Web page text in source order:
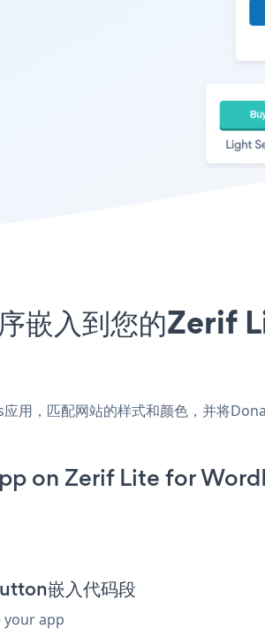
嵌入到您的Zerif
，匹配网站的样式和颜色，并将
on Zerif Lite for
嵌入代码段
your app